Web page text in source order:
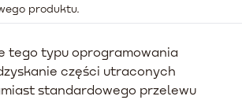
produktu.
tego typu oprogramowania
części utraconych
standardowego przelewu